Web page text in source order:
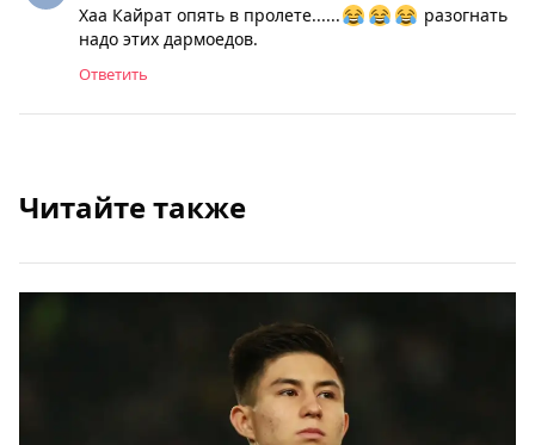
Хаа Кайрат опять в пролете......
разогнать
надо этих дармоедов.
Ответить
Читайте также